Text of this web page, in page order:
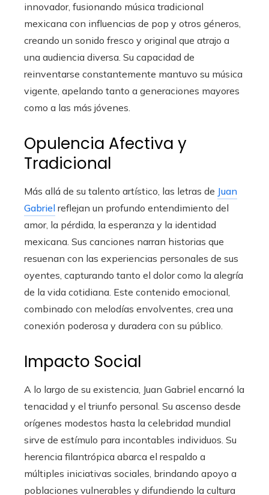
innovador, fusionando música tradicional
mexicana con influencias de pop y otros géneros,
creando un sonido fresco y original que atrajo a
una audiencia diversa. Su capacidad de
reinventarse constantemente mantuvo su música
vigente, apelando tanto a generaciones mayores
como a las más jóvenes.
Opulencia Afectiva y
Tradicional
Más allá de su talento artístico, las letras de Juan
Gabriel reflejan un profundo entendimiento del
amor, la pérdida, la esperanza y la identidad
mexicana. Sus canciones narran historias que
resuenan con las experiencias personales de sus
oyentes, capturando tanto el dolor como la alegría
de la vida cotidiana. Este contenido emocional,
combinado con melodías envolventes, crea una
conexión poderosa y duradera con su público.
Impacto Social
A lo largo de su existencia, Juan Gabriel encarnó la
tenacidad y el triunfo personal. Su ascenso desde
orígenes modestos hasta la celebridad mundial
sirve de estímulo para incontables individuos. Su
herencia filantrópica abarca el respaldo a
múltiples iniciativas sociales, brindando apoyo a
poblaciones vulnerables y difundiendo la cultura